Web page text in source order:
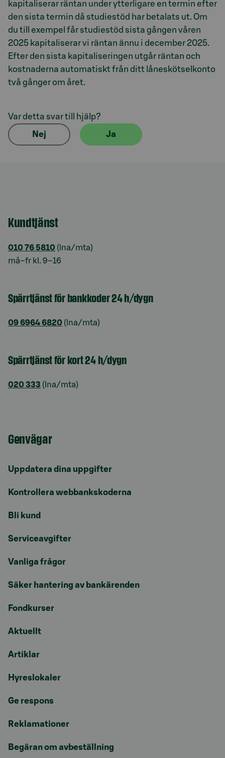
kapitaliserar räntan under ytterligare en termin efter
den sista termin då studiestöd har betalats ut. Om
du till exempel får studiestöd sista gången våren
2025 kapitaliserar vi räntan ännu i december 2025.
Efter den sista kapitaliseringen utgår räntan och
kostnaderna automatiskt från ditt låneskötselkonto
två gånger om året.
Var detta svar till hjälp?
Nej Ja
Kundtjänst
010 76 5810 (lna/mta)
må–fr kl. 9–16
Spärrtjänst för bankkoder 24 h/dygn
09 6964 6820 (lna/mta)
Spärrtjänst för kort 24 h/dygn
020 333 (lna/mta)
Genvägar
Uppdatera dina uppgifter
Kontrollera webbankskoderna
Bli kund
Serviceavgifter
Vanliga frågor
Säker hantering av bankärenden
Fondkurser
Aktuellt
Artiklar
Hyreslokaler
Ge respons
Reklamationer
Begäran om avbeställning